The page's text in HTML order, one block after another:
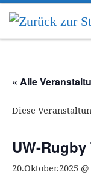
Zum Inhalt
« Alle
Diese
UW-
20.Oktober.2025 @